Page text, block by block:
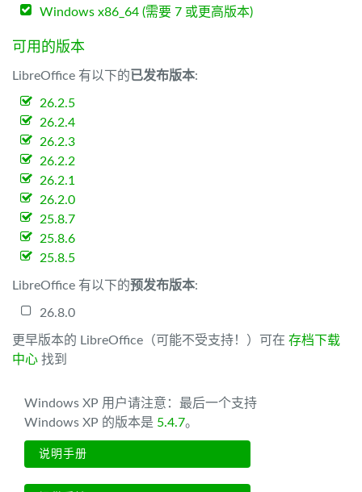
Windows x86_64 (需要 7 或更高版本)
可用的版本
LibreOffice 有以下的已发布版本:
26.2.5
26.2.4
26.2.3
26.2.2
26.2.1
26.2.0
25.8.7
25.8.6
25.8.5
LibreOffice 有以下的预发布版本:
26.8.0
更早版本的 LibreOffice（可能不受支持！）可在 存档下载
中心 找到
Windows XP 用户请注意：最后一个支持
Windows XP 的版本是 5.4.7。
说明手册